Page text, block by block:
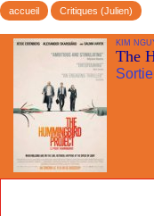
accueil Critiques (Julien)
KIM
The